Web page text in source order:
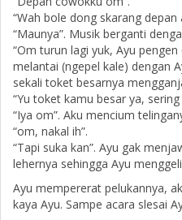
“Wah bole dong skarang depan
“Maunya”. Musik berganti
“Om turun lagi yuk, Ayu
melantai (ngepel kale) dengan
sekali toket besarnya
“Yu toket kamu besar ya,
“Iya om”. Aku mencium
“om, nakal ih”.
“Tapi suka kan”. Ayu gak
lehernya sehingga Ayu
Ayu mempererat pelukannya,
kaya Ayu. Sampe acara slesai